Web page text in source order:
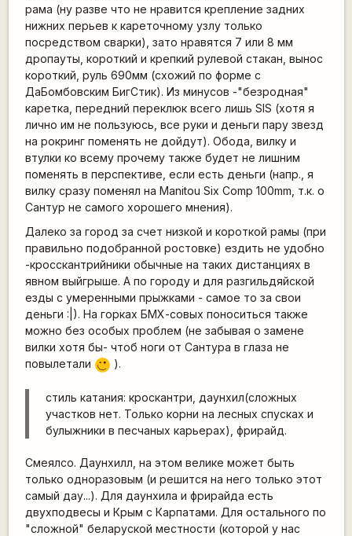
рама (ну разве что не нравится крепление задних
нижних перьев к кареточному узлу только
посредством сварки), зато нравятся 7 или 8 мм
дропауты, короткий и крепкий рулевой стакан, вынос
короткий, руль 690мм (схожий по форме с
ДаБомбовским БигСтик). Из минусов -"безродная"
каретка, передний переклюк всего лишь SIS (хотя я
лично им не пользуюсь, все руки и деньги пару звезд
на рокринг поменять не дойдут). Обода, вилку и
втулки ко всему прочему также будет не лишним
поменять в перспективе, если есть деньги (напр., я
вилку сразу поменял на Mаnitou Six Comp 100mm, т.к. о
Сантур не самого хорошего мнения).
Далеко за город за счет низкой и короткой рамы (при
правильно подобранной ростовке) ездить не удобно
-кросскантрийники обычные на таких дистанциях в
явном выйгрыше. А по городу и для разгильдяйской
езды с умеренными прыжками - самое то за свои
деньги :|). На горках БМХ-совых поноситься также
можно без особых проблем (не забывая о замене
вилки хотя бы- чтоб ноги от Сантура в глаза не
повылетали
;) ).
стиль катания: кроскантри, даунхил(сложных
участков нет. Только корни на лесных спусках и
булыжники в песчаных карьерах), фрирайд.
Смеялсо. Даунхилл, на этом велике может быть
только одноразовым (и решится на него только этот
самый дау...). Для даунхила и фрирайда есть
двухподвесы и Крым с Карпатами. Для остального по
"сложной" беларуской местности (которой у нас